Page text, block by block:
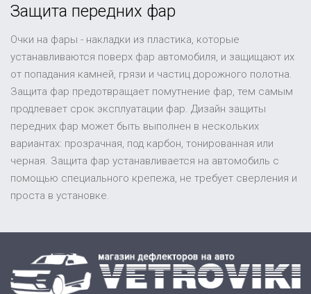
Защита передних фар
Очки на фары - накладки из пластика, которые
устанавливаются поверх фар автомобиля, и защищают их
от попадания камней, грязи и частиц дорожного полотна.
Защита фар предотвращает помутнение фар, тем самым
продлевает срок эксплуатации фар. Дизайн защиты
передних фар может быть выполнен в нескольких
вариантах: прозрачная, под карбон, тонированная или
черная. Защита фар устанавливается на автомобиль с
помощью специального крепежа, не требует сверления и
проста в установке.